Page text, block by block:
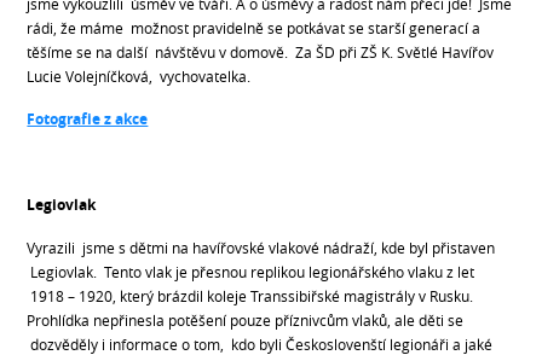
rádi, že máme možnost pravidelně se potkávat se starší generací a
těšíme se na další návštěvu v domově. Za ŠD při ZŠ K. Světlé Havířov
Lucie Volejníčková, vychovatelka.
Fotografie z akce
Legiovlak
Vyrazili jsme s dětmi na havířovské vlakové nádraží, kde byl přistaven
Legiovlak. Tento vlak je přesnou replikou legionářského vlaku z let
1918 – 1920, který brázdil koleje Transsibiřské magistrály v Rusku.
Prohlídka nepřinesla potěšení pouze příznivcům vlaků, ale děti se
dozvěděly i informace o tom, kdo byli Českoslovenští legionáři a jaké